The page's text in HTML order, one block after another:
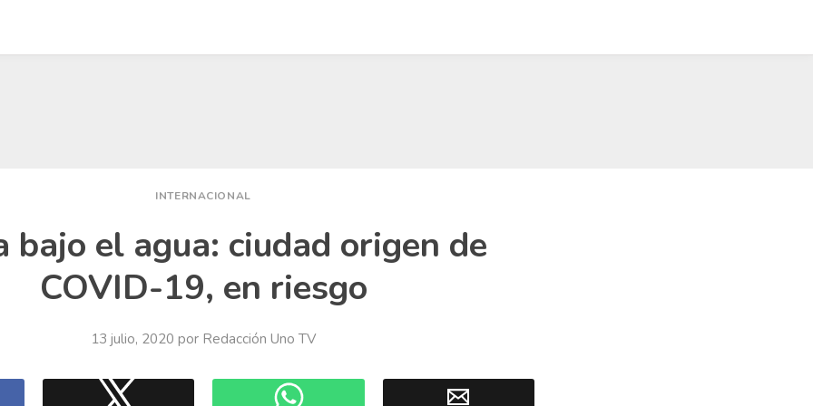
INTERNACIONAL
bajo el agua: ciudad origen de
COVID-19, en riesgo
13 julio, 2020 por Redacción Uno TV